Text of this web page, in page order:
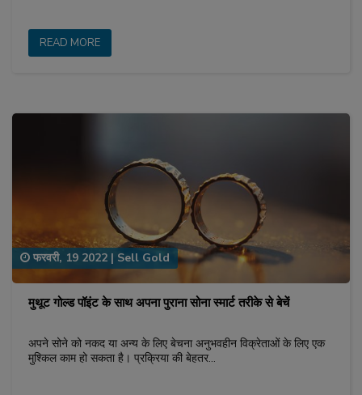
READ MORE
मुथूट गोल्ड पॉइंट के साथ अपना पुराना सोना स्मार्ट तरीके से बेचें
फरवरी, 19 2022 | Sell Gold
अपने सोने को नकद या अन्य के लिए बेचना अनुभवहीन विक्रेताओं के लिए एक
मुश्किल काम हो सकता है। प्रक्रिया की बेहतर…